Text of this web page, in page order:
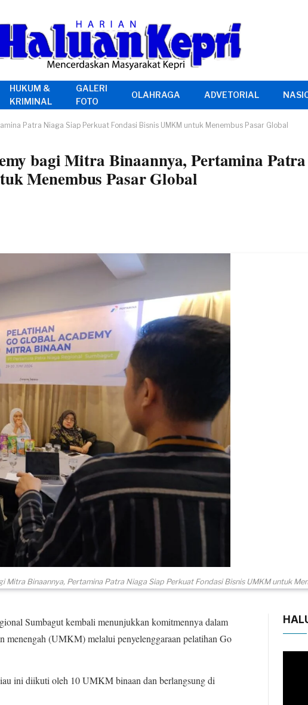
HUKUM &
KRIMINAL
GALERI
FOTO
OLAHRAGA ADVETORIAL
Patra Niaga Siap Perkuat Fondasi Bisnis UMKM untuk Menembus Pasar Global
bagi Mitra Binaannya, Pertamina
Menembus Pasar Global
Mitra Binaannya, Pertamina Patra Niaga Siap Perkuat Fondasi Bisnis UMKM untuk
Sumbagut kembali menunjukkan komitmennya dalam
menengah (UMKM) melalui penyelenggaraan pelatihan Go
ini diikuti oleh 10 UMKM binaan dan berlangsung di